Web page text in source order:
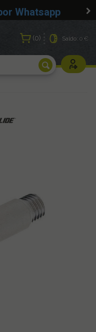
Whatsapp
0 Saldo:0 €
Usuarios